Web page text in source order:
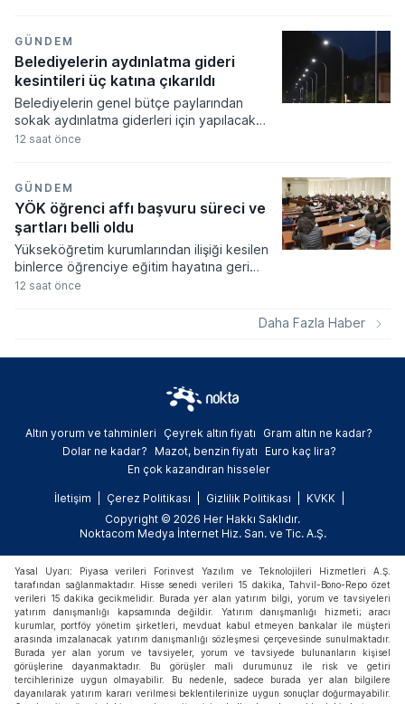
sigara fiyatı 140 TL seviyesine dayandı.
GÜNDEM
Belediyelerin aydınlatma gideri
kesintileri üç katına çıkarıldı
Belediyelerin genel bütçe paylarından
sokak aydınlatma giderleri için yapılacak
kesinti oranlarında önemli bir artışa gidildi.
karşılanması amacıyla yerel yönetimlerin
paylarından kesilecek tutarların oranı
önceki döneme kıyasla üç katına çıkarıldı.
12 saat önce
GÜNDEM
YÖK öğrenci affı başvuru süreci ve
şartları belli oldu
Yükseköğretim kurumlarından ilişiği kesilen
binlerce öğrenciye eğitim hayatına geri
dönme fırsatı tanıyan yeni yasal düzenleme
yılında ders başı yapabilecek.
12 saat önce
Daha Fazla Haber
Altın yorum ve tahminleri Çeyrek altın fiyatı
Gram altın ne kadar?
Dolar ne kadar?
Mazot, benzin fiyatı
Euro kaç lira?
En çok kazandıran hisseler
İletişim Çerez Politikası Gizlilik Politikası
KVKK
Copyright © 2026 Her Hakkı Saklıdır.
Noktacom Medya İnternet Hiz. San. ve Tic. A.Ş.
Yasal Uyarı: Piyasa verileri Forinvest Yazılım ve Teknolojileri Hizmetleri A.Ş.
tarafından sağlanmaktadır. Hisse senedi verileri 15 dakika, Tahvil-Bono-Repo özet
verileri 15 dakika gecikmelidir. Burada yer alan yatırım bilgi, yorum ve tavsiyeleri
yatırım danışmanlığı kapsamında değildir. Yatırım danışmanlığı hizmeti; aracı
kurumlar, portföy yönetim şirketleri, mevduat kabul etmeyen bankalar ile müşteri
arasında imzalanacak yatırım danışmanlığı sözleşmesi çerçevesinde sunulmaktadır.
Burada yer alan yorum ve tavsiyeler, yorum ve tavsiyede bulunanların kişisel
görüşlerine dayanmaktadır. Bu görüşler mali durumunuz ile risk ve getiri
tercihlerinize uygun olmayabilir. Bu nedenle, sadece burada yer alan bilgilere
dayanılarak yatırım kararı verilmesi beklentilerinize uygun sonuçlar doğurmayabilir.